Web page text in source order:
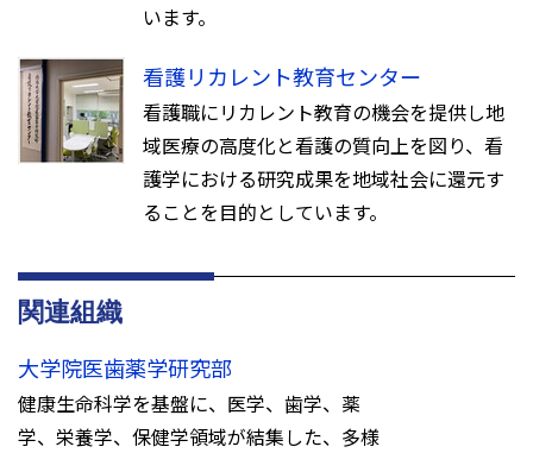
います。
看護リカレント教育センター
看護職にリカレント教育の機会を提供し地
域医療の高度化と看護の質向上を図り、看
護学における研究成果を地域社会に還元す
ることを目的としています。
関連組織
大学院医歯薬学研究部
健康生命科学を基盤に、医学、歯学、薬
学、栄養学、保健学領域が結集した、多様